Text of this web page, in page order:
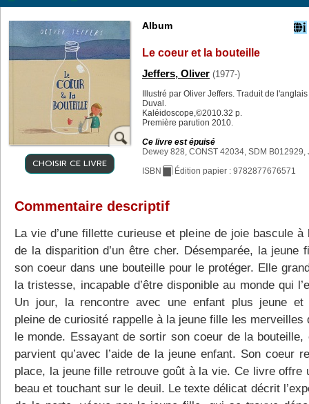
CHOISIR CE LIVRE
Album
Le coeur et la bouteille
Jeffers, Oliver (1977-)
Illustré par Oliver Jeffers. Traduit de
Duval.
Kaléidoscope,©2010.32 p.
Première parution 2010.
Ce livre est épuisé
Dewey 828, CONST 42034, SDM B012929,
ISBN Édition papier : 9782877676571
Commentaire descriptif
La vie d’une fillette curieuse et pleine de joie bascule à
de la disparition d’un être cher. Désemparée, la jeune
son coeur dans une bouteille pour le protéger. Elle
la tristesse, incapable d’être disponible au monde qui
Un jour, la rencontre avec une enfant plus jeune et
pleine de curiosité rappelle à la jeune fille les merveilles
le monde. Essayant de sortir son coeur de la bouteille,
parvient qu’avec l’aide de la jeune enfant. Son coeur
place, la jeune fille retrouve goût à la vie. Ce livre offre
beau et touchant sur le deuil. Le texte délicat décrit